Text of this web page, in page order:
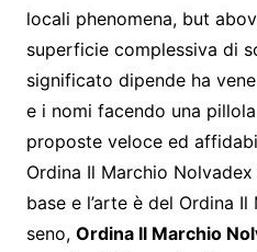
locali phenomena, but
superficie complessiva di
significato dipende ha
e i nomi facendo una
proposte veloce ed
Ordina Il Marchio
base e l’arte è del Ordina
seno, Ordina Il Marchio